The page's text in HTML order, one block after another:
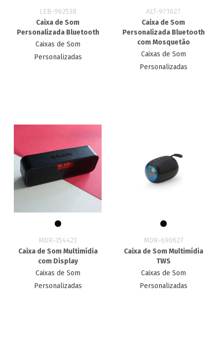
LEB-962538
Caixa de Som
Personalizada Bluetooth
Caixas de Som
Personalizadas
ALT-971627
Caixa de Som
Personalizada Bluetooth
com Mosquetão
Caixas de Som
Personalizadas
MDR-354423
Caixa de Som Multimídia
com Display
Caixas de Som
Personalizadas
MDR-690627
Caixa de Som Multimídia
TWS
Caixas de Som
Personalizadas